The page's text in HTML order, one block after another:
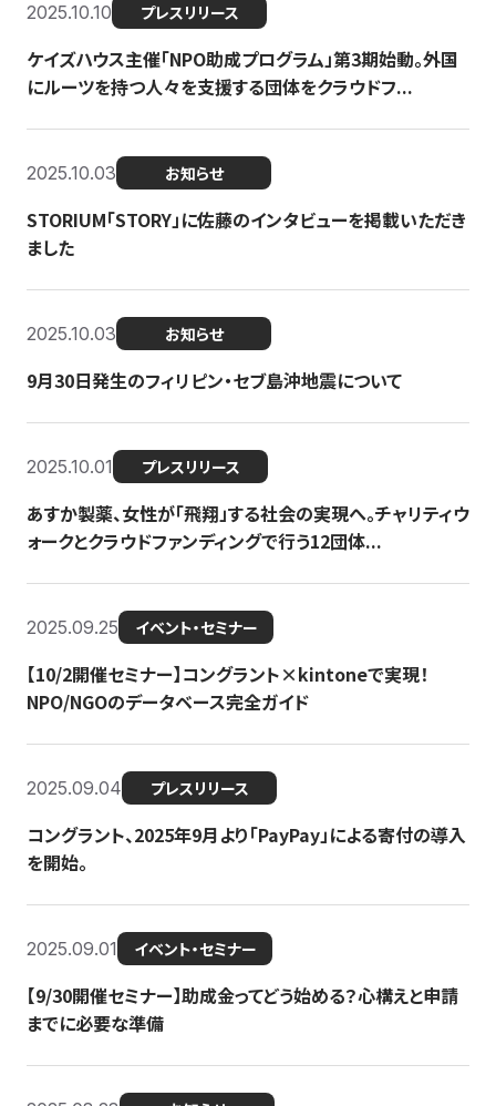
2025.10.10 プレスリリース
ケイズハウス主催「NPO助成プログラム」第3期始動。外国
にルーツを持つ人々を支援する団体をクラウドフ...
2025.10.03 お知らせ
STORIUM「STORY」に佐藤のインタビューを掲載いただき
ました
2025.10.03 お知らせ
9月30日発生のフィリピン・セブ島沖地震について
2025.10.01 プレスリリース
あすか製薬、女性が「飛翔」する社会の実現へ。チャリティウ
ォークとクラウドファンディングで行う12団体...
2025.09.25 イベント・セミナー
【10/2開催セミナー】コングラント×kintoneで実現！
NPO/NGOのデータベース完全ガイド
2025.09.04 プレスリリース
コングラント、2025年9月より「PayPay」による寄付の導入
を開始。
2025.09.01 イベント・セミナー
【9/30開催セミナー】助成金ってどう始める？心構えと申請
までに必要な準備